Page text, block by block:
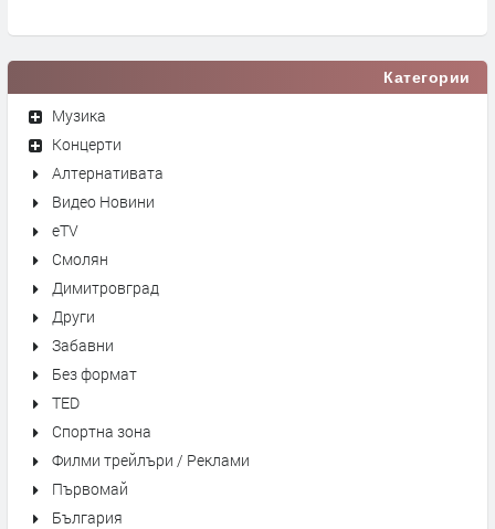
Категории
Музика
Концерти
Алтернативата
Видео Новини
eTV
Смолян
Димитровград
Други
Забавни
Без формат
TED
Спортна зона
Филми трейлъри / Реклами
Първомай
България